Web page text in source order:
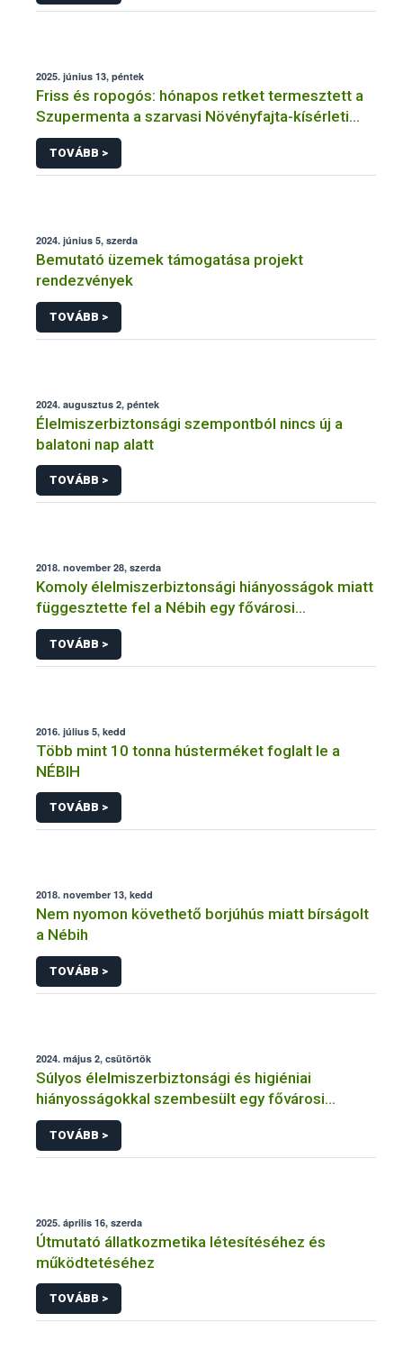
2025. június 13, péntek
Friss és ropogós: hónapos retket termesztett a
Szupermenta a szarvasi Növényfajta-kísérleti
Állomáson
TOVÁBB >
2024. június 5, szerda
Bemutató üzemek támogatása projekt
rendezvények
TOVÁBB >
2024. augusztus 2, péntek
Élelmiszerbiztonsági szempontból nincs új a
balatoni nap alatt
TOVÁBB >
2018. november 28, szerda
Komoly élelmiszerbiztonsági hiányosságok miatt
függesztette fel a Nébih egy fővárosi
cukrászüzem működését
TOVÁBB >
2016. július 5, kedd
Több mint 10 tonna hústerméket foglalt le a
NÉBIH
TOVÁBB >
2018. november 13, kedd
Nem nyomon követhető borjúhús miatt bírságolt
a Nébih
TOVÁBB >
2024. május 2, csütörtök
Súlyos élelmiszerbiztonsági és higiéniai
hiányosságokkal szembesült egy fővárosi
vendéglátóhelyen a Nébih
TOVÁBB >
2025. április 16, szerda
Útmutató állatkozmetika létesítéséhez és
működtetéséhez
TOVÁBB >